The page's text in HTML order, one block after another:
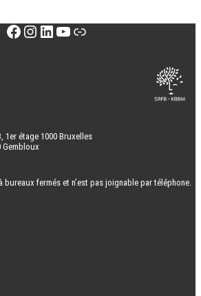
Facebook
Instagram
LinkedIn
YouTube
Lien
1er étage 1000 Bruxelles
Gembloux
fermés et n’est pas joignable par téléphone.